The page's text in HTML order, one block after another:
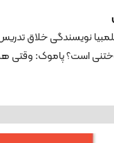
نویسندگی خلاق
است؟ پاموک: وقتی